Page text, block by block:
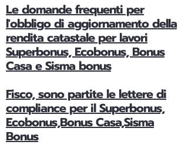
Le domande frequenti per
l'obbligo di aggiornamento della
rendita catastale per lavori
Superbonus, Ecobonus, Bonus
Casa e Sisma bonus
Fisco, sono partite le lettere di
compliance per il Superbonus,
Ecobonus,Bonus Casa,Sisma
Bonus